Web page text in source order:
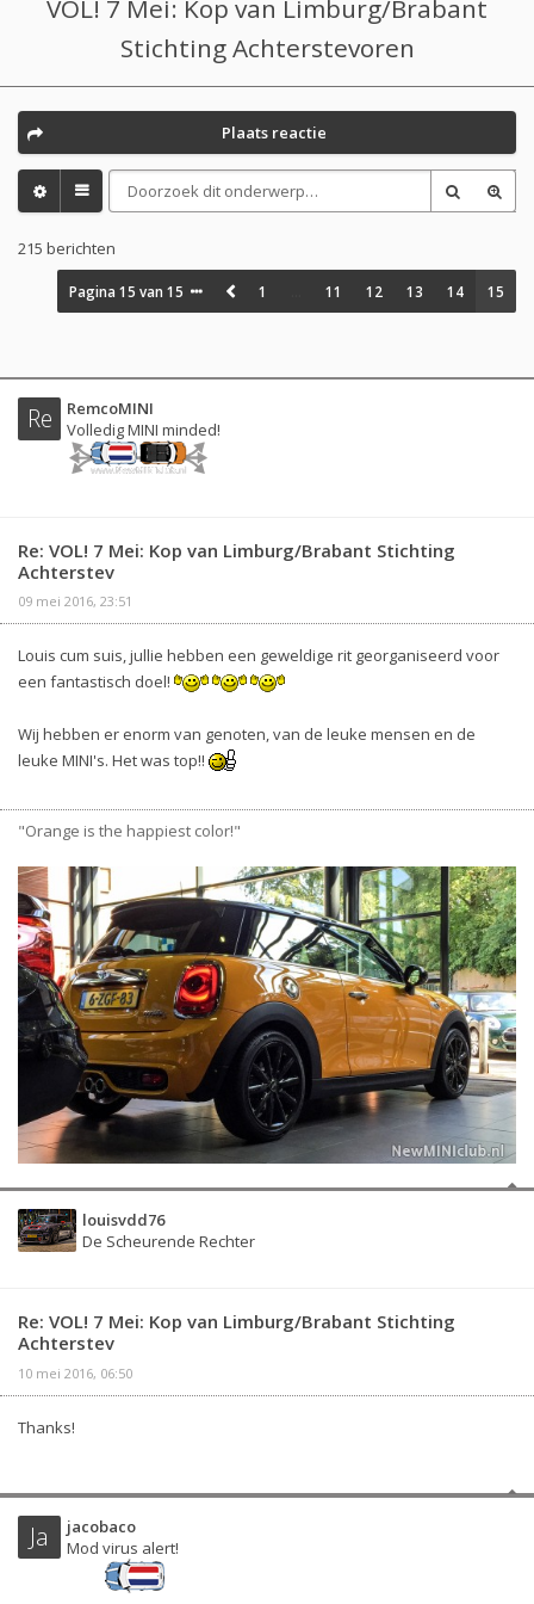
VOL! 7 Mei: Kop van Limburg/Brabant
Stichting Achterstevoren
Plaats reactie
215 berichten
Pagina15 van15 1 11 12 13 14 15
Re
RemcoMINI
Volledig MINI minded!
Re: VOL! 7 Mei: Kop van Limburg/Brabant Stichting
Achterstev
09 mei 2016, 23:51
Louis cum suis, jullie hebben een geweldige rit georganiseerd voor
een fantastisch doel!
Wij hebben er enorm van genoten, van de leuke mensen en de
leuke MINI's. Het was top!!
"Orange is the happiest color!"
louisvdd76
De Scheurende Rechter
Re: VOL! 7 Mei: Kop van Limburg/Brabant Stichting
Achterstev
10 mei 2016, 06:50
Thanks!
Ja
jacobaco
Mod virus alert!